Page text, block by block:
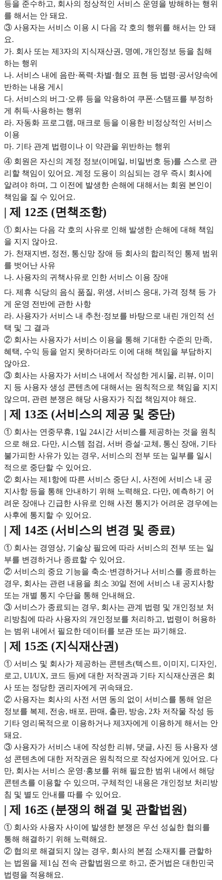
등을 준수하고, 회사의 정상적인 서비스 운영을 방해하는 행위
를 해서는 안 돼요.
③ 사용자는 서비스 이용 시 다음 각 호의 행위를 해서는 안 돼
요.
가. 회사 또는 제3자의 지식재산권, 명예, 개인정보 등을 침해
하는 행위
나. 서비스 내에 음란·폭력·차별·혐오 표현 등 법령·공서양속에
반하는 내용 게시
다. 서비스의 버그·오류 등을 악용하여 쿠폰·스탬프를 부정하
게 취득·사용하는 행위
라. 자동화 프로그램, 매크로 등을 이용한 비정상적인 서비스
이용
마. 기타 관계 법령이나 이 약관을 위반하는 행위
④ 회원은 자신의 계정 정보(이메일, 비밀번호 등)를 스스로 관
리할 책임이 있어요. 계정 도용이 의심되는 경우 즉시 회사에
알려야 하며, 그 이전에 발생한 손해에 대해서는 회원 본인이
책임을 질 수 있어요.
| 제 12조 (면책조항)
① 회사는 다음 각 호의 사유로 인해 발생한 손해에 대해 책임
을 지지 않아요.
가. 천재지변, 정전, 통신망 장애 등 회사의 합리적인 통제 범위
를 벗어난 사유
나. 사용자의 귀책사유로 인한 서비스 이용 장애
다. 제휴 식당의 음식 품질, 위생, 서비스 응대, 가격 정책 등 가
게 운영 전반에 관한 사항
라. 사용자가 서비스 내 추천·정보를 바탕으로 내린 개인적 선
택 및 그 결과
② 회사는 사용자가 서비스 이용을 통해 기대한 수준의 만족,
혜택, 수익 등을 얻지 못하더라도 이에 대해 책임을 부담하지
않아요.
③ 회사는 사용자가 서비스 내에서 작성한 게시물, 리뷰, 이미
지 등 사용자 생성 콘텐츠에 대해서는 원칙적으로 책임을 지지
않으며, 관련 분쟁은 해당 사용자가 직접 책임져야 해요.
| 제 13조 (서비스의 제공 및 중단)
① 회사는 연중무휴, 1일 24시간 서비스를 제공하는 것을 원칙
으로 해요. 다만, 시스템 점검, 서버 증설·교체, 통신 장애, 기타
불가피한 사유가 있는 경우, 서비스의 전부 또는 일부를 일시
적으로 중단할 수 있어요.
② 회사는 제1항에 따른 서비스 중단 시, 사전에 서비스 내 공
지사항 등을 통해 안내하기 위해 노력해요. 다만, 예측하기 어
려운 장애나 긴급한 사유로 인해 사전 통지가 어려운 경우에는
사후에 통지할 수 있어요.
| 제 14조 (서비스의 변경 및 종료)
① 회사는 경영상, 기술상 필요에 따라 서비스의 전부 또는 일
부를 변경하거나 종료할 수 있어요.
② 서비스의 중요 기능을 축소·변경하거나 서비스를 종료하는
경우, 회사는 관련 내용을 최소 30일 전에 서비스 내 공지사항
또는 개별 통지 수단을 통해 안내해요.
③ 서비스가 종료되는 경우, 회사는 관계 법령 및 개인정보 처
리방침에 따라 사용자의 개인정보를 처리하고, 법령이 허용하
는 범위 내에서 필요한 데이터를 보관 또는 파기해요.
| 제 15조 (지식재산권)
① 서비스 및 회사가 제공하는 콘텐츠(텍스트, 이미지, 디자인,
로고, UI/UX, 코드 등)에 대한 저작권과 기타 지식재산권은 회
사 또는 정당한 권리자에게 귀속돼요.
② 사용자는 회사의 사전 서면 동의 없이 서비스를 통해 얻은
정보를 복제, 전송, 배포, 판매, 출판, 방송, 2차 저작물 작성 등
기타 영리목적으로 이용하거나 제3자에게 이용하게 해서는 안
돼요.
③ 사용자가 서비스 내에 작성한 리뷰, 댓글, 사진 등 사용자 생
성 콘텐츠에 대한 저작권은 원칙적으로 작성자에게 있어요. 다
만, 회사는 서비스 운영·홍보를 위해 필요한 범위 내에서 해당
콘텐츠를 이용할 수 있으며, 구체적인 내용은 개인정보 처리방
침 및 별도 안내를 따를 수 있어요.
| 제 16조 (분쟁의 해결 및 관할법원)
① 회사와 사용자 사이에 발생한 분쟁은 우선 성실한 협의를
통해 해결하기 위해 노력해요.
② 협의로 해결되지 않는 경우, 회사의 본점 소재지를 관할하
는 법원을 제1심 전속 관할법원으로 하고, 준거법은 대한민국
법령을 적용해요.